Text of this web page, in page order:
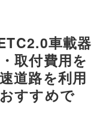
車載器
取付費用を
道路を利用
すすめで